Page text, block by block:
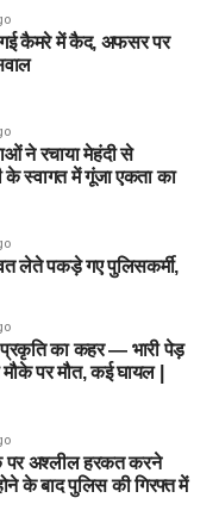
कैमरे में कैद, अफसर पर
ने रचाया मेहंदी से
के स्वागत में गूंजा एकता का
लेते पकड़े गए पुलिसकर्मी,
का कहर — भारी पेड़
पर मौत, कई घायल |
पर अश्लील हरकत करने
के बाद पुलिस की गिरफ्त में